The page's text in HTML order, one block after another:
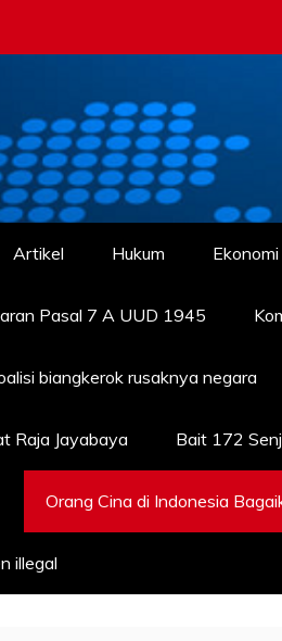
Artikel Hukum Ekonomi
Pasal 7 A UUD 1945
biangkerok rusaknya negara
Raja Jayabaya Bait 172
Orang Cina di Indonesia
illegal